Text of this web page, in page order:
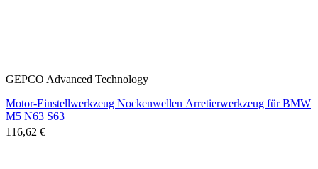
GEPCO Advanced Technology
Motor-Einstellwerkzeug Nockenwellen Arretierwerkzeug für BMW
M5 N63 S63
116,62 €